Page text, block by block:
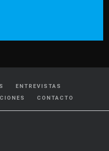
ENTREVISTAS
CONTACTO